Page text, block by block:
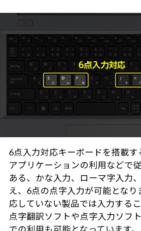
6点入力対応キーボードを搭載す
アプリケーションの利用などで
ある、かな入力、ローマ字入力
え、6点の点字入力が可能となり
応していない製品では入力する
点字翻訳ソフトや点字入力ソフ